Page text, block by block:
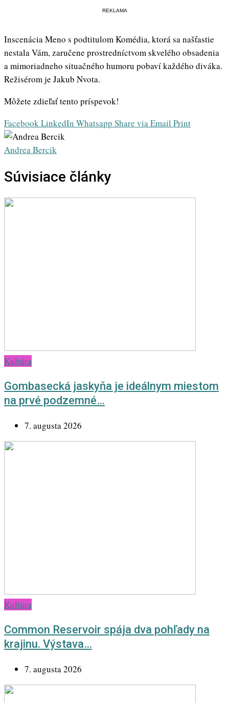
REKLAMA
Inscenácia Meno s podtitulom Komédia, ktorá sa našťastie
nestala Vám, zaručene prostredníctvom skvelého obsadenia
a mimoriadneho situačného humoru pobaví každého diváka.
Režisérom je Jakub Nvota.
Môžete zdieľať tento príspevok!
Facebook LinkedIn Whatsapp Share via Email Print
Andrea Bercik
Súvisiace články
Kultúra
Gombasecká jaskyňa je ideálnym miestom
na prvé podzemné…
7. augusta 2026
Kultúra
Common Reservoir spája dva pohľady na
krajinu. Výstava…
7. augusta 2026